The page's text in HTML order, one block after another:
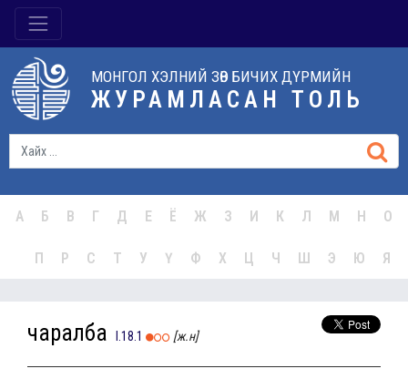
МОНГОЛ ХЭЛНИЙ ЗӨВ БИЧИХ ДҮРМИЙН
ЖУРАМЛАСАН ТОЛЬ
А Б В Г Д Е Ё Ж З И К Л М Н О
П Р С Т У Ү Ф Х Ц Ч Ш Э Ю Я
чаралба I.18.1 [ж.н]